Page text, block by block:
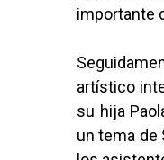
importante
artístico
su hija
un tema de